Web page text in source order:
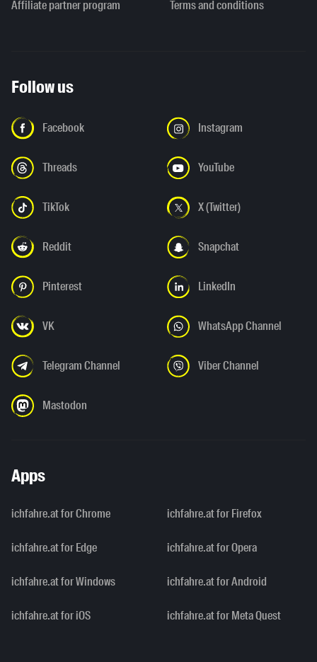
Affiliate partner program Terms and conditions
Follow us
Facebook Instagram
Threads YouTube
TikTok X (Twitter)
Reddit Snapchat
Pinterest LinkedIn
VK WhatsApp Channel
Telegram Channel Viber Channel
Mastodon
Apps
ichfahre.at for Chrome ichfahre.at for Firefox
ichfahre.at for Edge ichfahre.at for Opera
ichfahre.at for Windows ichfahre.at for Android
ichfahre.at for iOS ichfahre.at for Meta Quest